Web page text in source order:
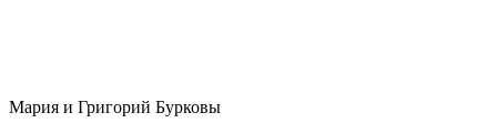
Мария и Григорий Бурковы